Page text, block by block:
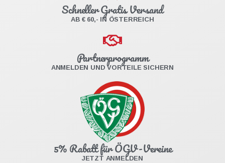
Schneller Gratis Versand
AB € 60,- IN ÖSTERREICH
Partnerprogramm
ANMELDEN UND VORTEILE SICHERN
5% Rabatt für ÖGV-Vereine
JETZT ANMELDEN